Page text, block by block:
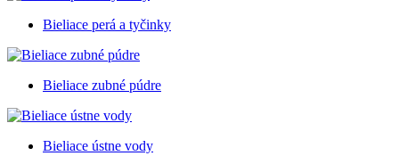
Bieliace perá a tyčinky
Bieliace zubné púdre
Bieliace ústne vody